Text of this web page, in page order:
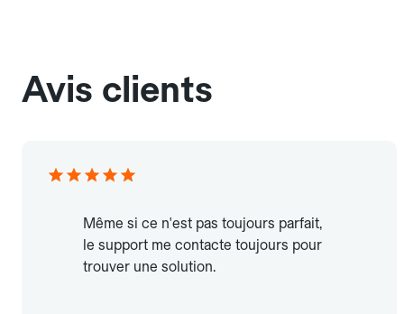
Avis clients
Même si ce n'est pas toujours parfait,
le support me contacte toujours pour
trouver une solution.